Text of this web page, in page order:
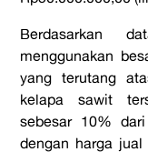
Berdasarkan
menggunakan
yang terutang
kelapa sawit
sebesar 10%
dengan harga jual